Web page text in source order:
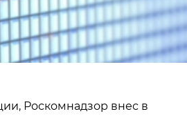
Роскомнадзор внес в